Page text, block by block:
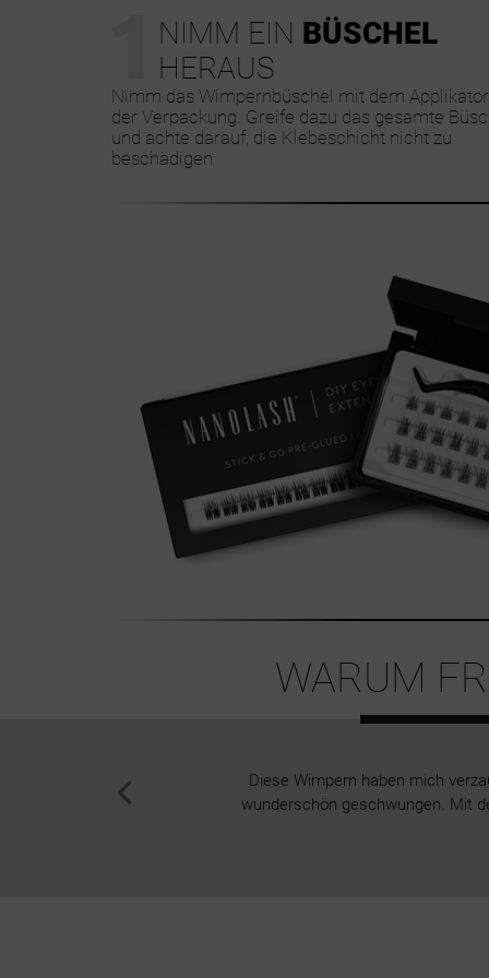
NIMM EIN BÜSCHEL
HERAUS
Nimm das Wimpernbüschel mit dem
der Verpackung. Greife dazu das gesamte
und achte darauf, die Klebeschicht nicht zu
beschädigen
WARUM
Diese Wimpern haben mich
wunderschön geschwungen. Mit